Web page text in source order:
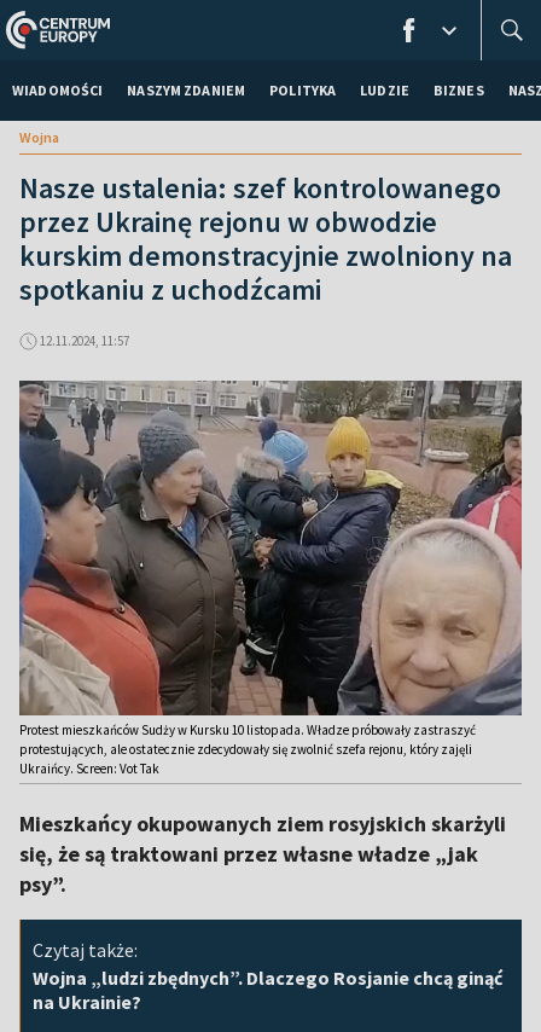
WIADOMOŚCI NASZYM ZDANIEM POLITYKA LUDZIE BIZNES
Wojna
Nasze ustalenia: szef kontrolowanego
przez Ukrainę rejonu w obwodzie
kurskim demonstracyjnie zwolniony na
spotkaniu z uchodźcami
12.11.2024, 11:57
Protest mieszkańców Sudży w Kursku 10 listopada. Władze próbowały zastraszyć
protestujących, ale ostatecznie zdecydowały się zwolnić szefa rejonu, który zajęli
Ukraińcy. Screen: Vot Tak
Mieszkańcy okupowanych ziem rosyjskich skarżyli
się, że są traktowani przez własne władze „jak
psy”.
Czytaj także:
Wojna „ludzi zbędnych”. Dlaczego Rosjanie chcą ginąć
na Ukrainie?